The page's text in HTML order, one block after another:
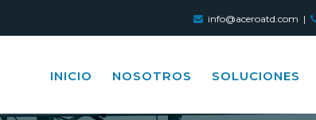
info@aceroatd.com |
INICIO NOSOTROS SOLUCIONES